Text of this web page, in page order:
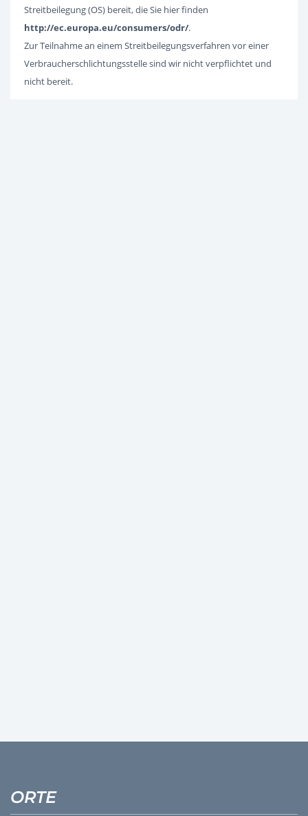
Streitbeilegung (OS) bereit, die Sie hier finden
http://ec.europa.eu/consumers/odr/.
Zur Teilnahme an einem Streitbeilegungsverfahren vor einer
Verbraucherschlichtungsstelle sind wir nicht verpflichtet und
nicht bereit.
ORTE